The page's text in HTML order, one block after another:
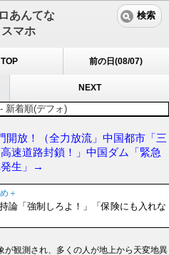
あんてな
マホ
検索
TOP 前の日(08/07)
NEXT
新着順(デフォ)
開放！（全力放流」中国都市「三
速道路封鎖！」中国ダム「緊急
発生」→
＋
論「強制しろよ！」「保険にも入れな
が観測され、多くの人が地上から天変地異